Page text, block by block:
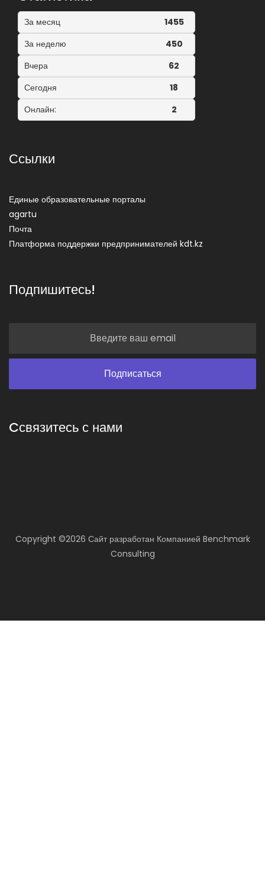
За месяц
1455
За неделю
450
Вчера
62
Сегодня
18
Онлайн:
2
Ссылки
Единые образовательные порталы
agartu
Почта
Платформа поддержки предпринимателей kdt.kz
Подпишитесь!
Cсвязитесь с нами
Copyright ©2026 Сайт разработан Компанией Benchmark
Consulting